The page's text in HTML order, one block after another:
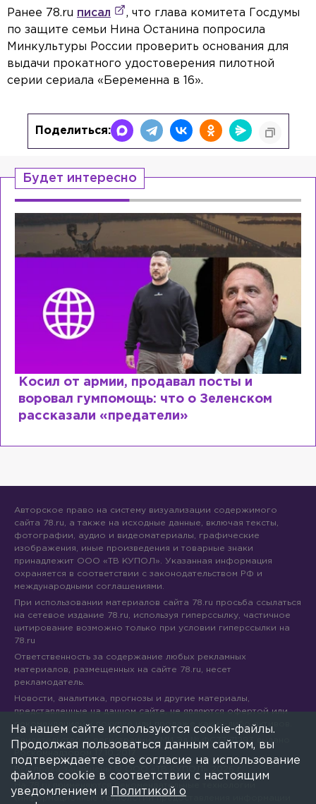
Ранее 78.ru писал
, что глава комитета Госдумы
по защите семьи Нина Останина попросила
Минкультуры России проверить основания для
выдачи прокатного удостоверения пилотной
серии сериала «Беременна в 16».
Поделиться:
Будет интересно
Рыдает из-за мужа, но опять флиртует с
Лазаревым: как Лера Кудрявцева
сходит с ума
Авторское право на систему визуализации содержимого
сайта 78.ru, а также на исходные данные, включая тексты,
фотографии, аудио и видеоматериалы, графические
изображения, иные произведения и товарные знаки
принадлежит ООО «ТВ КУПОЛ». Указанная информация
охраняется в соответствии с законодательством РФ и
международными соглашениями.
При использовании материалов сайта 78.ru просьба ссылаться
на сетевое издание 78.ru, используя гиперссылку, частичное
цитирование возможно только при условии гиперссылки на
78.ru
Ответственность за содержание любых рекламных
материалов, размещенных на сайте 78.ru, несет
рекламодатель.
Новости, аналитика, прогнозы и другие материалы,
представленные на данном сайте, не являются офертой или
рекомендацией к покупке или продаже каких-либо активов.
Свидетельство о регистрации СМИ Эл № ФС77-71293 выдано
Все права защищены © ООО «ТВ КУПОЛ»
На 78.ru применяются рекомендательные технологии
(информационные технологии предоставления информации
На нашем сайте используются cookie-файлы.
Продолжая пользоваться данным сайтом, вы
подтверждаете свое согласие на использование
файлов cookie в соответствии с настоящим
уведомлением и
Политикой о